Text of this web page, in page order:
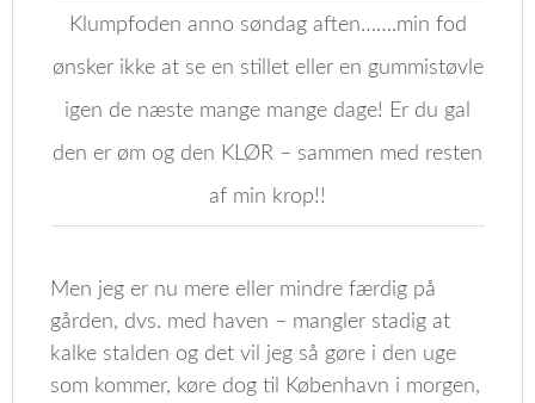
Klumpfoden anno søndag aften…….min fod
ønsker ikke at se en stillet eller en gummistøvle
igen de næste mange mange dage! Er du gal
den er øm og den KLØR – sammen med resten
af min krop!!
Men jeg er nu mere eller mindre færdig på
gården, dvs. med haven – mangler stadig at
kalke stalden og det vil jeg så gøre i den uge
som kommer, køre dog til København i morgen,